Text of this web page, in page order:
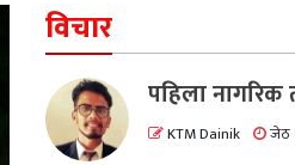
विचार
पहिला नागरिक
KTM Dainik जेठ